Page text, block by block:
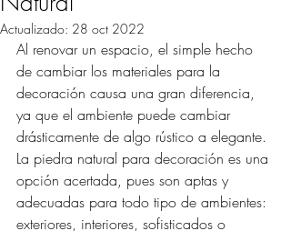
Actualizado: 28 oct 2022
Al renovar un espacio, el simple hecho
de cambiar los materiales para la
decoración causa una gran diferencia,
ya que el ambiente puede cambiar
drásticamente de algo rústico a elegante.
La piedra natural para decoración es una
opción acertada, pues son aptas y
adecuadas para todo tipo de ambientes:
exteriores, interiores, sofisticados o